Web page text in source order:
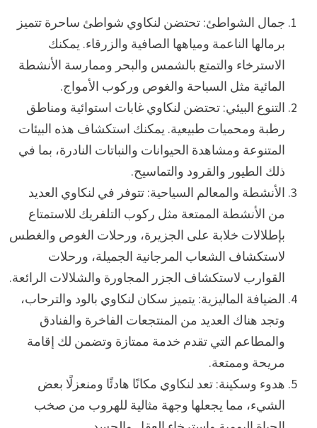
جمال الشواطئ: تحتضن لنكاوي شواطئ ساحرة تتميز
برمالها الناعمة ومياهها الصافية والزرقاء. يمكنك
الاسترخاء والتمتع بالشمس والبحر وممارسة الأنشطة
المائية مثل السباحة والغوص وركوب الأمواج.
التنوع البيئي: تحتضن لنكاوي غابات استوائية ومناطق
رطبة ومحميات طبيعية. يمكنك استكشاف هذه البيئات
المتنوعة ومشاهدة الحيوانات والنباتات النادرة، بما في
ذلك الطيور والقرود والتماسيح.
الأنشطة والمعالم السياحية: تتوفر في لنكاوي العديد
من الأنشطة الممتعة مثل ركوب التلفريك للاستمتاع
بإطلالات خلابة على الجزيرة، ورحلات الغوص والغطس
لاستكشاف الشعاب المرجانية الجميلة، ورحلات
القوارب لاستكشاف الجزر المجاورة والشلالات الرائعة.
الضيافة الماليزية: يتميز سكان لنكاوي بالود والترحاب،
وتجد هناك العديد من المنتجعات الفاخرة والفنادق
والمطاعم التي تقدم خدمة ممتازة وتضمن لك إقامة
مريحة وممتعة.
هدوء وسكينة: تعد لنكاوي مكانًا هادئًا ومنعزلًا بعض
الشيء، مما يجعلها وجهة مثالية للهروب من صخب